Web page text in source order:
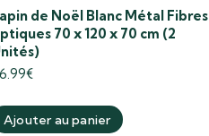
de Noël Blanc Métal Fibres
70 x 120 x 70 cm (2
€
Ajouter au panier